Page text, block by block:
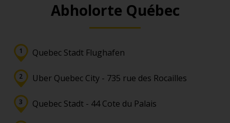
Abholorte Québec
Quebec Stadt Flughafen
Uber Quebec City - 735 rue des Rocailles
Quebec Stadt - 44 Cote du Palais